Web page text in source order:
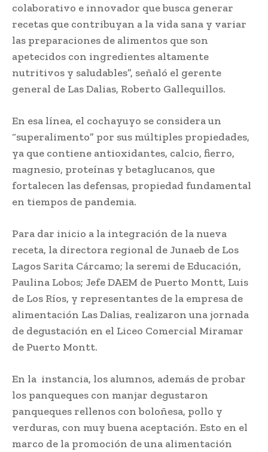
colaborativo e innovador que busca generar
recetas que contribuyan a la vida sana y variar
las preparaciones de alimentos que son
apetecidos con ingredientes altamente
nutritivos y saludables”, señaló el gerente
general de Las Dalias, Roberto Gallequillos.
En esa línea, el cochayuyo se considera un
“superalimento” por sus múltiples propiedades,
ya que contiene antioxidantes, calcio, fierro,
magnesio, proteínas y betaglucanos, que
fortalecen las defensas, propiedad fundamental
en tiempos de pandemia.
Para dar inicio a la integración de la nueva
receta, la directora regional de Junaeb de Los
Lagos Sarita Cárcamo; la seremi de Educación,
Paulina Lobos; Jefe DAEM de Puerto Montt, Luis
de Los Ríos, y representantes de la empresa de
alimentación Las Dalias, realizaron una jornada
de degustación en el Liceo Comercial Miramar
de Puerto Montt.
En la instancia, los alumnos, además de probar
los panqueques con manjar degustaron
panqueques rellenos con boloñesa, pollo y
verduras, con muy buena aceptación. Esto en el
marco de la promoción de una alimentación